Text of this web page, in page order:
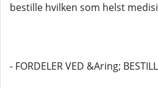
bestille hvilken som helst
- FORDELER VED &Aring;